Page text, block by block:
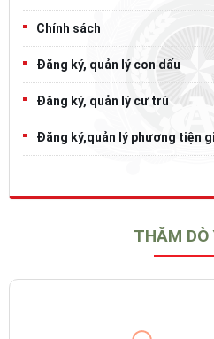
Chính sách
Đăng ký, quản lý con dấu
Đăng ký, quản lý cư trú
Đăng ký,quản lý phương tiện
THĂM DÒ